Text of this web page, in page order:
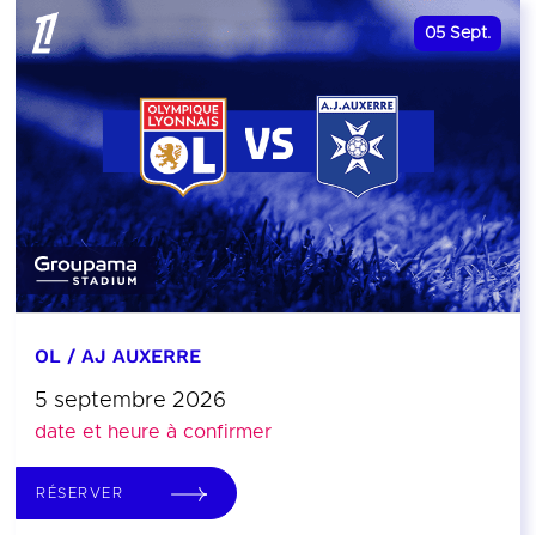
05 Sept.
OL / AJ AUXERRE
5 septembre 2026
date et heure à confirmer
RÉSERVER